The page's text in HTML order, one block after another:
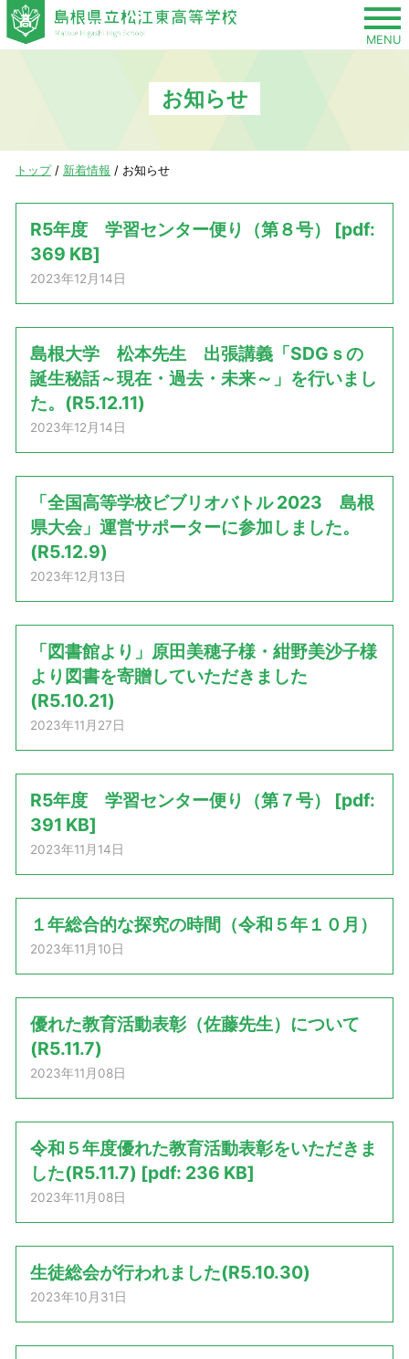
このページの本文へ
MENU
お知らせ
現
置：
トップ/ 新着情報 / お知らせ
R5年度 学習センター便り（第８号） [pdf:
369 KB]
2023年12月14日
島根大学 松本先生 出張講義「SDGｓの
誕生秘話～現在・過去・未来～」を行いまし
た。(R5.12.11)
2023年12月14日
「全国高等学校ビブリオバトル 2023 島根
県大会」運営サポーターに参加しました。
(R5.12.9)
2023年12月13日
「図書館より」原田美穂子様・紺野美沙子様
より図書を寄贈していただきました
(R5.10.21)
2023年11月27日
R5年度 学習センター便り（第７号） [pdf:
391 KB]
2023年11月14日
１年総合的な探究の時間（令和５年１０月）
2023年11月10日
優れた教育活動表彰（佐藤先生）について
(R5.11.7)
2023年11月08日
令和５年度優れた教育活動表彰をいただきま
した(R5.11.7) [pdf: 236 KB]
2023年11月08日
生徒総会が行われました(R5.10.30)
2023年10月31日